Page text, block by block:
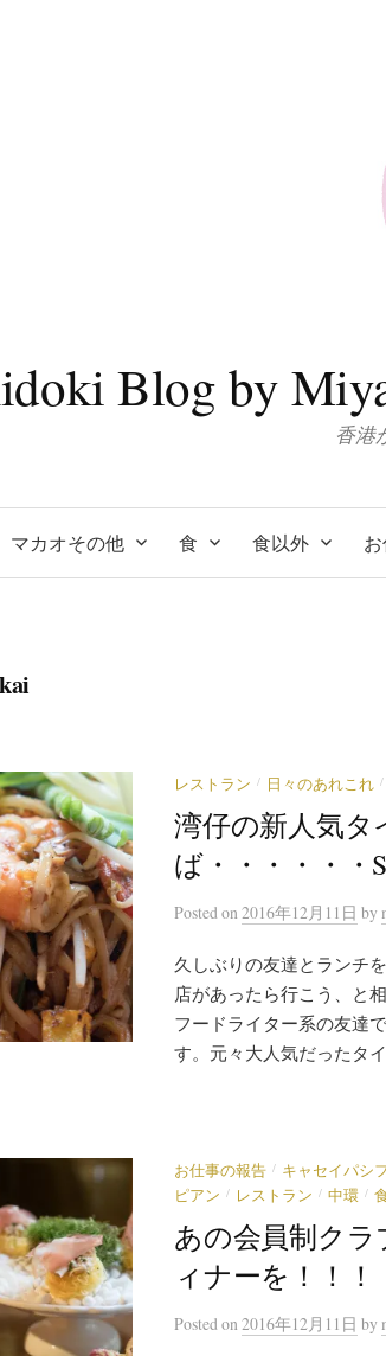
Blog by
香港
マカオその他 食 食以外
レストラン / 日々のあれこれ /
湾仔の新人気タ
ば・・・・・・
Posted on 2016年12月11日 by
久しぶりの友達とランチ
店があったら行こう、と
フードライター系の友達
す。元々大人気だったタ
お仕事の報告 / キャセイパシ
ピアン / レストラン / 中環 /
あの会員制クラ
ィナーを！！！
Posted on 2016年12月11日 by